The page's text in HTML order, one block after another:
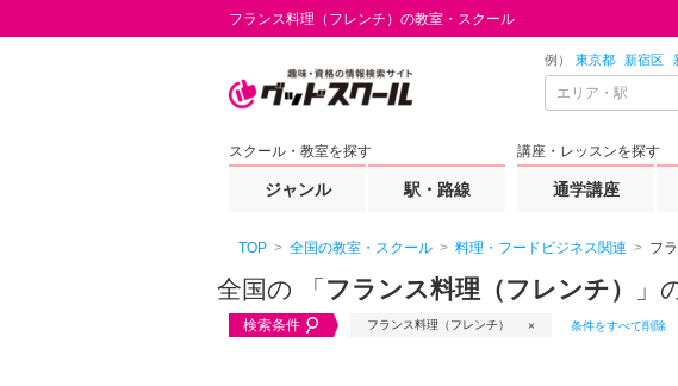
フランス料理（フレンチ）の教室・スクール
例） 東京都 新宿区
スクール・教室を探す
ジャンル 駅・路線
講座・レッスンを探す
通学講座
TOP 全国の教室・スクール 料理・フードビジネス関連 フ
全国の 「 フランス料理（フレンチ） 」
検索条件 フランス料理（フレンチ） 条件をすべて削除